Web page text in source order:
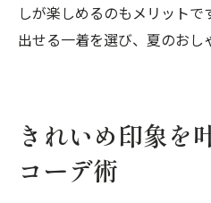
しが楽しめるのもメリットで
出せる一着を選び、夏のおし
きれいめ印象を
コーデ術